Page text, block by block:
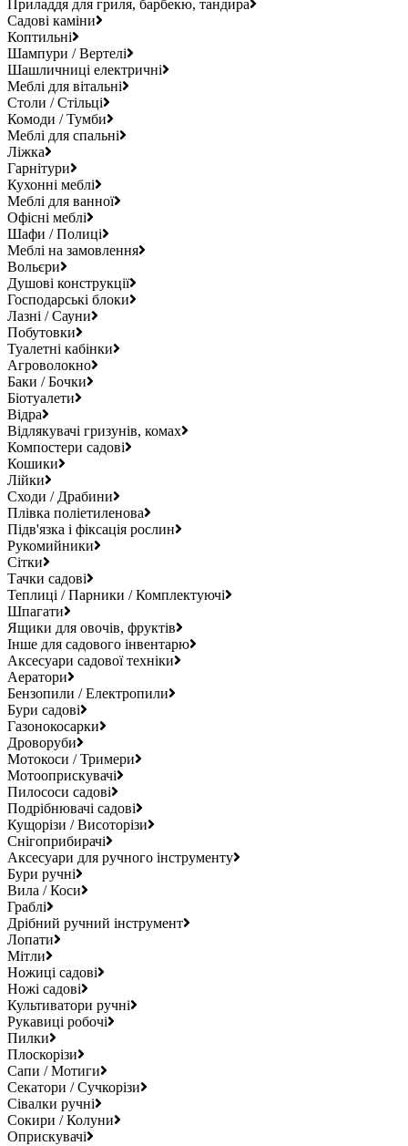
Приладдя для гриля, барбекю, тандира
Садові каміни
Коптильні
Шампури / Вертелі
Шашличниці електричні
Меблі для вітальні
Столи / Стільці
Комоди / Тумби
Меблі для спальні
Ліжка
Гарнітури
Кухонні меблі
Меблі для ванної
Офісні меблі
Шафи / Полиці
Меблі на замовлення
Вольєри
Душові конструкції
Господарські блоки
Лазні / Сауни
Побутовки
Туалетні кабінки
Агроволокно
Баки / Бочки
Біотуалети
Відра
Відлякувачі гризунів, комах
Компостери садові
Кошики
Лійки
Сходи / Драбини
Плівка поліетиленова
Підв'язка і фіксація рослин
Рукомийники
Сітки
Тачки садові
Теплиці / Парники / Комплектуючі
Шпагати
Ящики для овочів, фруктів
Інше для садового інвентарю
Аксесуари садової техніки
Аератори
Бензопили / Електропили
Бури садові
Газонокосарки
Дроворуби
Мотокоси / Тримери
Мотооприскувачі
Пилососи садові
Подрібнювачі садові
Кущорізи / Висоторізи
Снігоприбирачі
Аксесуари для ручного інструменту
Бури ручні
Вила / Коси
Граблі
Дрібний ручний інструмент
Лопати
Мітли
Ножиці садові
Ножі садові
Культиватори ручні
Рукавиці робочі
Пилки
Плоскорізи
Сапи / Мотиги
Секатори / Сучкорізи
Сівалки ручні
Сокири / Колуни
Оприскувачі